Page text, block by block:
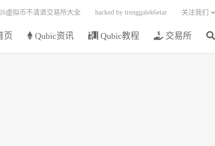
页 Qubic资讯 Qubic教程 交易所
虚拟币不清退交易所大全 hacked by trenggalek6etar 关注我们